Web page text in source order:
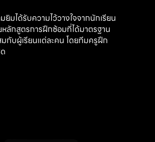
ยิมได้รับความไว้วางใจจากนักเรียน
หลักสูตรการฝึกซ้อมที่ได้มาตรฐาน
มกับผู้เรียนแต่ละคน โดยทีมครูฝึก